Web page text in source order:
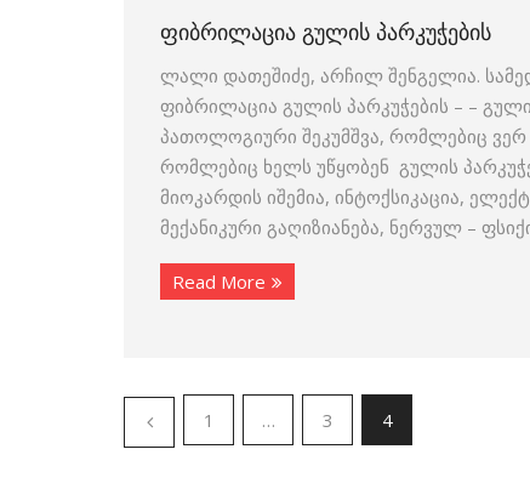
ᲤᲘᲑᲠᲘᲚᲐᲪᲘᲐ ᲒᲣᲚᲘᲡ ᲞᲐᲠᲙᲣᲭᲔᲑᲘᲡ
ლალი დათეშიძე, არჩილ შენგელია.
ფიბრილაცია გულის პარკუჭების – –
პათოლოგიური შეკუმშვა, რომლებიც
რომლებიც ხელს უწყობენ გულის
მიოკარდის იშემია, ინტოქსიკაცია,
მექანიკური გაღიზიანება, ნერვულ –
Read More
1 … 3 4